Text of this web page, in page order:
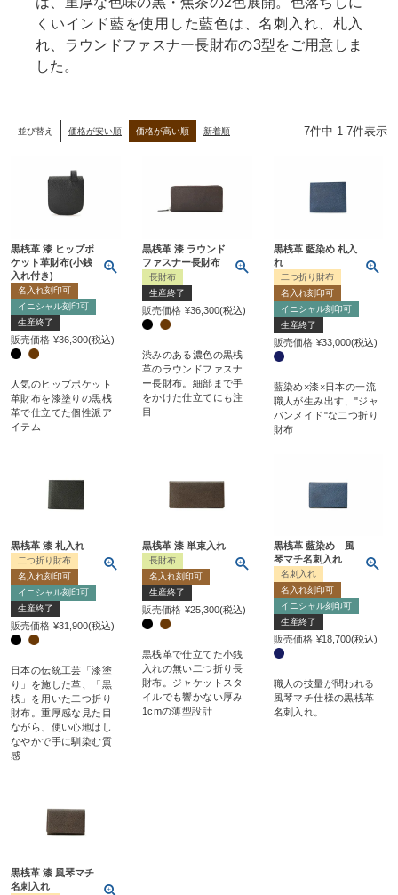
くいインド藍を使用した藍色は、名刺入れ、札入
れ、ラウンドファスナー長財布の3型をご用意しま
した。
並び替え 価格が安い順 価格が高い順 新着順 7件中 1-7件表示
黒桟革 漆 ヒップポ
ケット革財布(小銭
入れ付き)
名入れ刻印可
イニシャル刻印可
生産終了
販売価格 ¥36,300 税込
人気のヒップポケット
革財布を漆塗りの黒桟
革で仕立てた個性派ア
イテム
黒桟革 漆 ラウンド
ファスナー長財布
長財布
生産終了
販売価格 ¥36,300 税込
渋みのある濃色の黒桟
革のラウンドファスナ
ー長財布。細部まで手
をかけた仕立てにも注
目
黒桟革 藍染め 札入
れ
二つ折り財布
名入れ刻印可
イニシャル刻印可
生産終了
販売価格 ¥33,000 税込
藍染め×漆×日本の一流
職人が生み出す、"ジャ
パンメイド"な二つ折り
財布
黒桟革 漆 札入れ
二つ折り財布
名入れ刻印可
イニシャル刻印可
生産終了
販売価格 ¥31,900 税込
日本の伝統工芸「漆塗
り」を施した革、「黒
桟」を用いた二つ折り
財布。重厚感な見た目
ながら、使い心地はし
なやかで手に馴染む質
感
黒桟革 漆 単束入れ
長財布
名入れ刻印可
生産終了
販売価格 ¥25,300 税込
黒桟革で仕立てた小銭
入れの無い二つ折り長
財布。ジャケットスタ
イルでも響かない厚み
1cmの薄型設計
黒桟革 藍染め 風
琴マチ名刺入れ
名刺入れ
名入れ刻印可
イニシャル刻印可
生産終了
販売価格 ¥18,700 税込
職人の技量が問われる
風琴マチ仕様の黒桟革
名刺入れ。
黒桟革 漆 風琴マチ
名刺入れ